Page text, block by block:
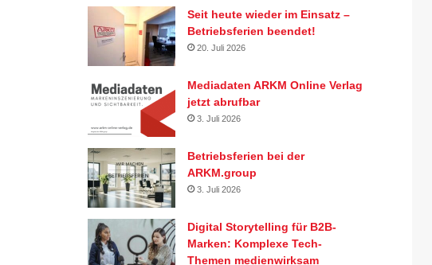
Seit heute wieder im Einsatz –
Betriebsferien beendet!
20. Juli 2026
Mediadaten ARKM Online Verlag
jetzt abrufbar
3. Juli 2026
Betriebsferien bei der
ARKM.group
3. Juli 2026
Digital Storytelling für B2B-
Marken: Komplexe Tech-
Themen medienwirksam